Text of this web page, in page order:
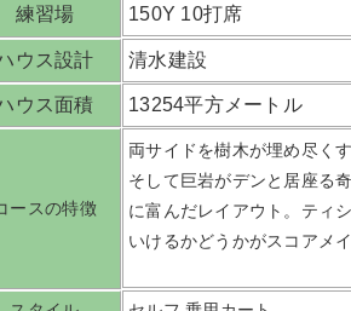
練習場 150Y 10打席
ウス設計 清水建設
ウス面積 13254平方メートル
ースの特徴
両サイドを樹木が埋め尽く
そして巨岩がデンと居座る
に富んだレイアウト。ティ
いけるかどうかがスコアメイ